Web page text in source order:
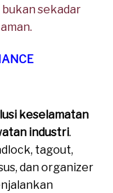
bukan sekadar
keselamatan
industri.
tagout,
dan organizer